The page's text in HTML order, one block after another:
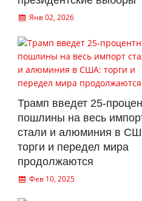
Янв 02, 2026
Трамп введет 25-
пошлины на весь
стали и алюминия в
торги и передел мира
продолжаются
Фев 10, 2025